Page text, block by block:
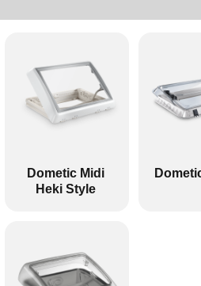
installazione.
Dometic Midi
Heki Style